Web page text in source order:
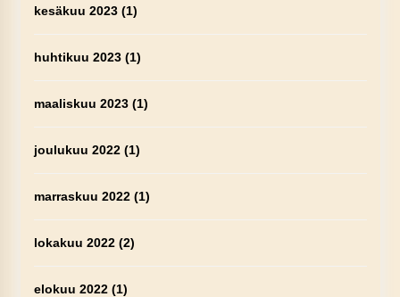
kesäkuu 2023(1)
huhtikuu 2023(1)
maaliskuu 2023(1)
joulukuu 2022(1)
marraskuu 2022(1)
lokakuu 2022(2)
elokuu 2022(1)